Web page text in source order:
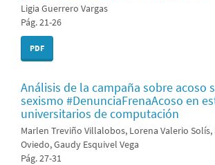
Ligia Guerrero Vargas
Pág. 21-26
PDF
Análisis de la campaña sobre acoso
sexismo #DenunciaFrenaAcoso en
universitarios de computación
Marlen Treviño Villalobos, Lorena Valerio Solís,
Oviedo, Gaudy Esquivel Vega
Pág. 27-31